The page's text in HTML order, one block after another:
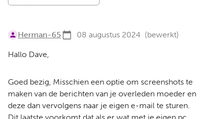
Herman-65 08 augustus 2024 (bewerkt)
Hallo Dave,
Goed bezig, Misschien een optie om screenshots te
maken van de berichten van je overleden moeder en
deze dan vervolgens naar je eigen e-mail te sturen.